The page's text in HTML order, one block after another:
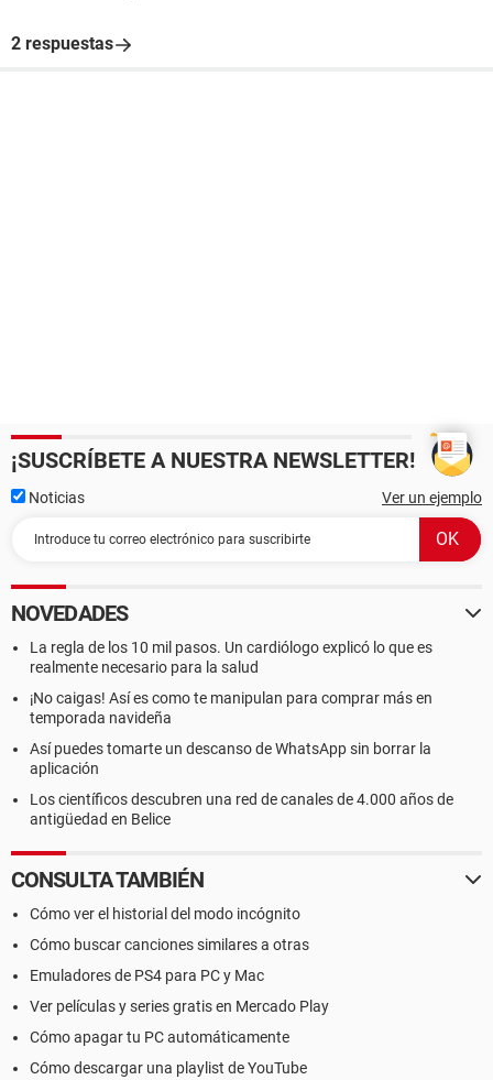
2 respuestas
¡SUSCRÍBETE A NUESTRA NEWSLETTER!
Noticias Ver un ejemplo
NOVEDADES
La regla de los 10 mil pasos. Un cardiólogo explicó lo que es
realmente necesario para la salud
¡No caigas! Así es como te manipulan para comprar más en
temporada navideña
Así puedes tomarte un descanso de WhatsApp sin borrar la
aplicación
Los científicos descubren una red de canales de 4.000 años de
antigüedad en Belice
CONSULTA TAMBIÉN
Cómo ver el historial del modo incógnito
Cómo buscar canciones similares a otras
Emuladores de PS4 para PC y Mac
Ver películas y series gratis en Mercado Play
Cómo apagar tu PC automáticamente
Cómo descargar una playlist de YouTube